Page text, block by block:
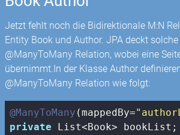
Jetzt fehlt noch die Bidirektionale M:N
Entity Book und Author. JPA deckt
@ManyToMany Relation, wobei eine
übernimmt.In der Klasse Author
@ManyToMany Relation wie folgt:
@ManyToMany (mappedBy=
private List<Book> bookList;